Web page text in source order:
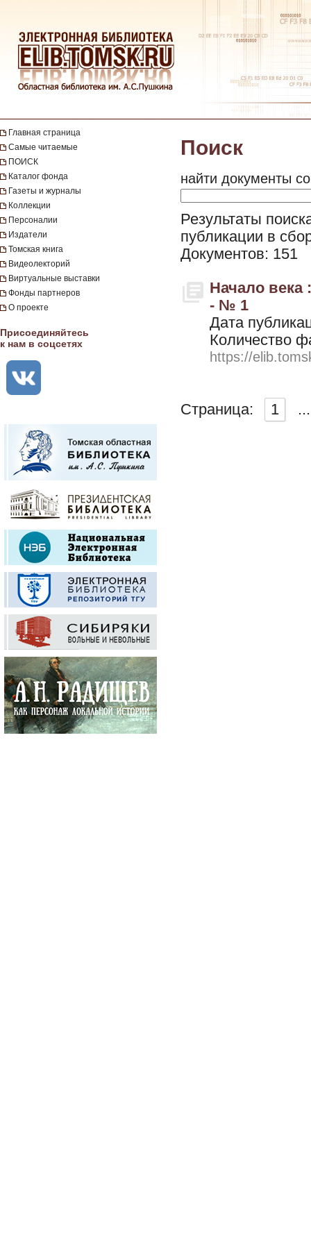
Главная страница
Самые читаемые
ПОИСК
Каталог фонда
Газеты и журналы
Коллекции
Персоналии
Издатели
Томская книга
Видеолекторий
Виртуальные выставки
Фонды партнеров
О проекте
Присоединяйтесь
к нам в соцсетях
Поиск
найти документы
Результаты
публикации в
Документов: 151
Начало века
- № 1
Дата
Количество
https://
Страница: 1 ...